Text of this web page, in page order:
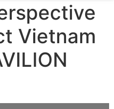
Vietnam